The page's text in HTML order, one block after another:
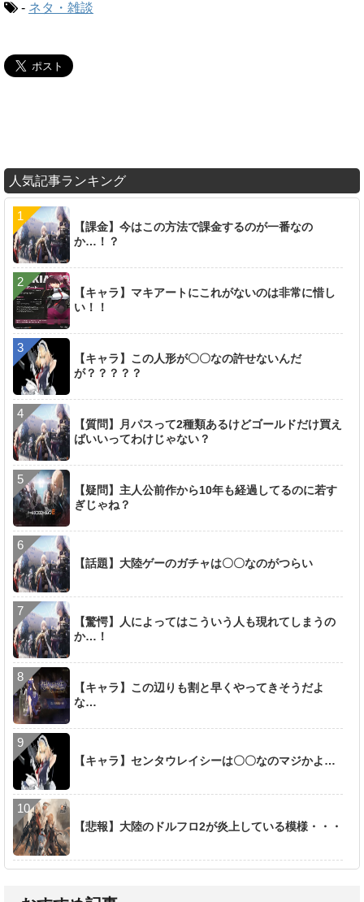
- ネタ・雑談
人気記事ランキング
【課金】今はこの方法で課金するのが一番なの
か…！？
【キャラ】マキアートにこれがないのは非常に惜し
い！！
【キャラ】この人形が〇〇なの許せないんだ
が？？？？？
【質問】月パスって2種類あるけどゴールドだけ買え
ばいいってわけじゃない？
【疑問】主人公前作から10年も経過してるのに若す
ぎじゃね？
【話題】大陸ゲーのガチャは〇〇なのがつらい
【驚愕】人によってはこういう人も現れてしまうの
か…！
【キャラ】この辺りも割と早くやってきそうだよ
な…
【キャラ】センタウレイシーは〇〇なのマジかよ…
【悲報】大陸のドルフロ2が炎上している模様・・・